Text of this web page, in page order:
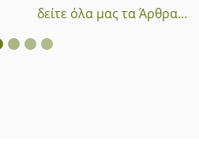
δείτε όλα μας τα Άρθρα...